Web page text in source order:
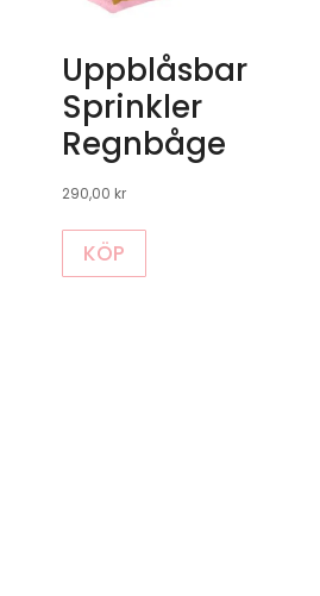
Uppblåsbar
Sprinkler
Regnbåge
290,00 kr
KÖP